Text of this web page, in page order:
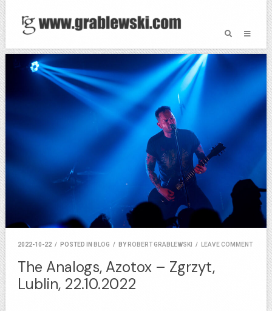
2022-10-22 / POSTED IN BLOG / BY ROBERT GRABLEWSKI / LEAVE COMMENT
The Analogs, Azotox – Zgrzyt,
Lublin, 22.10.2022